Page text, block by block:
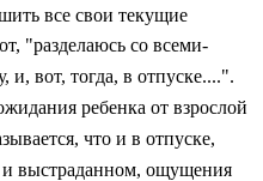
все свои текущие
"разделаюсь со всеми-
вот, тогда, в отпуске....".
ребенка от взрослой
что и в отпуске,
выстраданном, ощущения